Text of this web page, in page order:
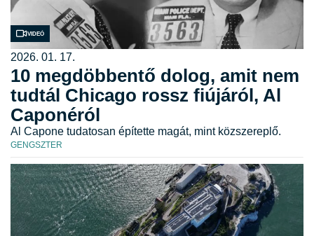
Videó
2026. 01. 17.
10 megdöbbentő dolog, amit nem
tudtál Chicago rossz fiújáról, Al
Caponéról
Al Capone tudatosan építette magát, mint közszereplő.
GENGSZTER